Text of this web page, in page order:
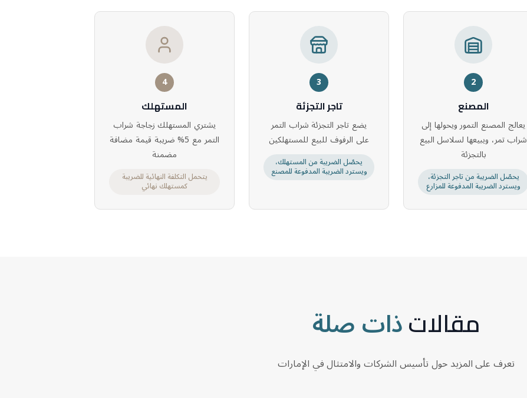
2
المصنع
يعالج المصنع التمور ويحولها إلى
شراب تمر، ويبيعها لسلاسل البيع
بالتجزئة
يحصّل الضريبة من تاجر التجزئة،
ويسترد الضريبة المدفوعة للمزارع
3
تاجر التجزئة
يضع تاجر التجزئة شراب التمر
على الرفوف للبيع للمستهلكين
يحصّل الضريبة من المستهلك،
ويسترد الضريبة المدفوعة للمصنع
4
المستهلك
يشتري المستهلك زجاجة شراب
التمر مع 5% ضريبة قيمة مضافة
مضمنة
يتحمل التكلفة النهائية للضريبة
كمستهلك نهائي
مقالاتذات صلة
تعرف على المزيد حول تأسيس الشركات والامتثال في الإمارات